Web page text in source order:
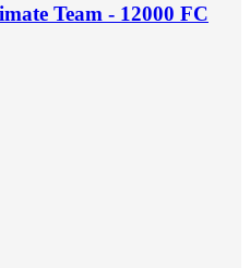
Team - 12000 FC